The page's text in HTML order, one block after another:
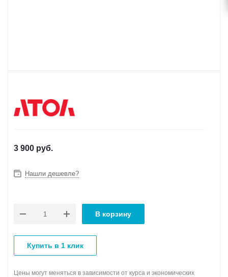
3 900 руб.
Нашли дешевле?
В корзину
Купить в 1 клик
Цены могут меняться в зависимости от курса и экономических